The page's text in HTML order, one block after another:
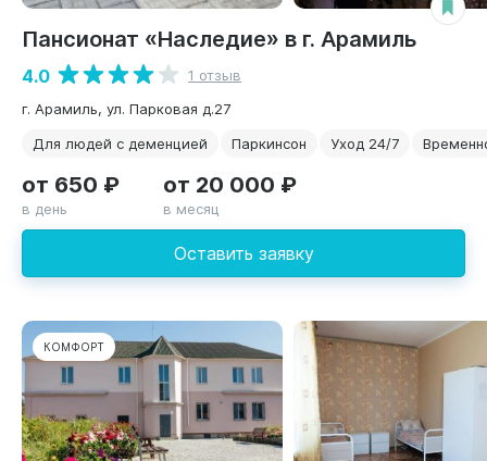
Пансионат «Наследие» в г. Арамиль
4.0
1 отзыв
г. Арамиль, ул. Парковая д.27
Для людей с деменцией
Паркинсон Уход 24/7
Оставить заявку
от 650 ₽
в день
от 20 000 ₽
в месяц
КОМФОРТ